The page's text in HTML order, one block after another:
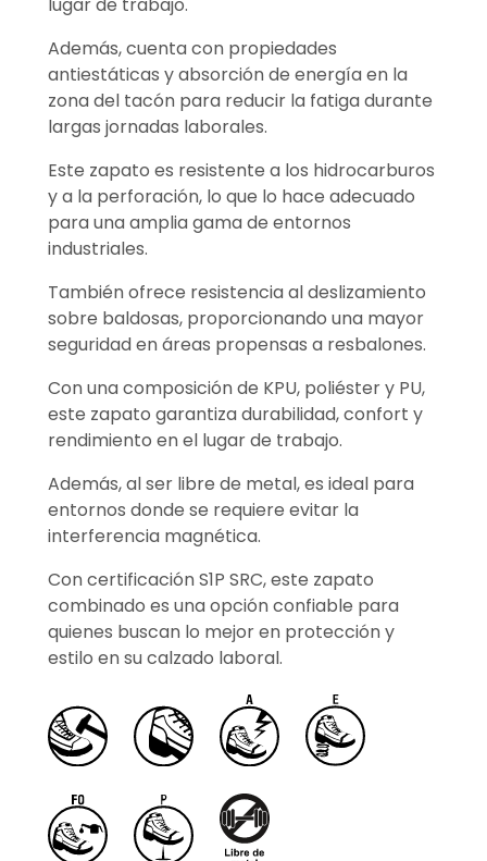
lugar de trabajo.
Además, cuenta con propiedades
antiestáticas y absorción de energía en la
zona del tacón para reducir la fatiga durante
largas jornadas laborales.
Este zapato es resistente a los hidrocarburos
y a la perforación, lo que lo hace adecuado
para una amplia gama de entornos
industriales.
También ofrece resistencia al deslizamiento
sobre baldosas, proporcionando una mayor
seguridad en áreas propensas a resbalones.
Con una composición de KPU, poliéster y PU,
este zapato garantiza durabilidad, confort y
rendimiento en el lugar de trabajo.
Además, al ser libre de metal, es ideal para
entornos donde se requiere evitar la
interferencia magnética.
Con certificación S1P SRC, este zapato
combinado es una opción confiable para
quienes buscan lo mejor en protección y
estilo en su calzado laboral.